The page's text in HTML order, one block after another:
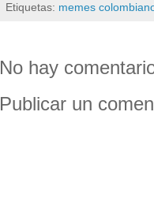
Etiquetas: memes
No hay
Publicar un